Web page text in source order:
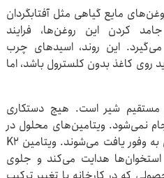
مایع گیاهی مثل آفتابگردان
کردن این روغن‌ها، فرایند
این روند، اسیدهای چرب
روی کاغذ بدون کلسترول باشد، اما
مستقیم شیر است. هیچ دستکاری
نمی‌شود. ویتامین‌های محلول در
چربی مثل A و K2 در کره طبیعی به وفور یافت می‌شوند. ویتامین K2
هدایت می‌کند و جلوی